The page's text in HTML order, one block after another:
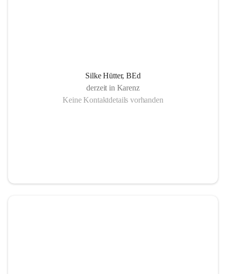
Silke Hütter, BEd
derzeit in Karenz
Keine Kontaktdetails vorhanden